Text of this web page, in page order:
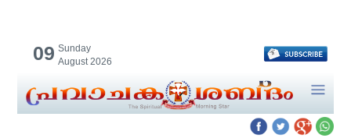
09 Sunday
August 2026